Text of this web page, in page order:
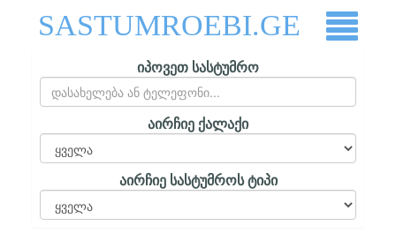
SASTUMROEBI.GE
იპოვეთ სასტუმრო
აირჩიე ქალაქი
აირჩიე სასტუმროს ტიპი